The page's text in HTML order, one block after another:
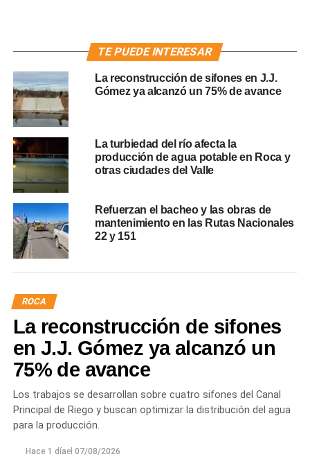
TE PUEDE INTERESAR
La reconstrucción de sifones en J.J.
Gómez ya alcanzó un 75% de avance
La turbiedad del río afecta la
producción de agua potable en Roca y
otras ciudades del Valle
Refuerzan el bacheo y las obras de
mantenimiento en las Rutas Nacionales
22 y 151
ROCA
La reconstrucción de sifones
en J.J. Gómez ya alcanzó un
75% de avance
Los trabajos se desarrollan sobre cuatro sifones del Canal
Principal de Riego y buscan optimizar la distribución del agua
para la producción.
Hace 1 díael 07/08/2026